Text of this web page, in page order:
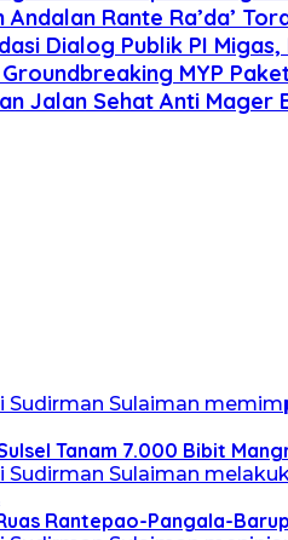
Rante Ra’da’
Dialog Publik PI
MYP
Jalan Sehat Anti
Tanam 7.000 Bibit
Rantepao-Pangala-